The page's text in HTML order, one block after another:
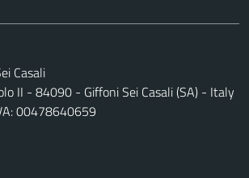
Casali
II - 84090 - Giffoni Sei Casali (SA) - Italy
00478640659